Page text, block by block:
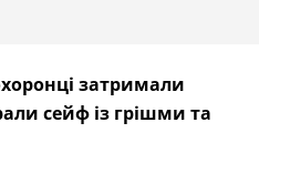
затримали
сейф із грішми та